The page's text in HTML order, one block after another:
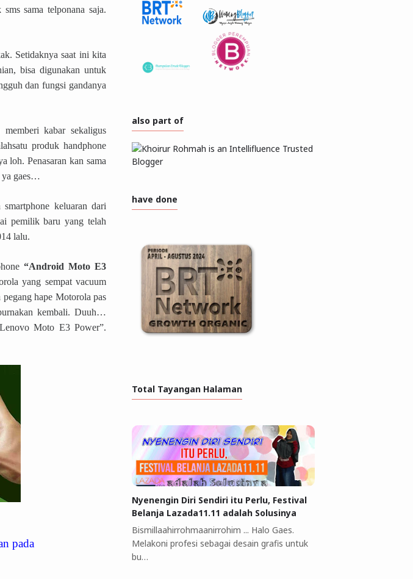
sama telponana saja.
Setidaknya saat ini kita
bisa digunakan untuk
dan fungsi gandanya
kabar sekaligus
produk handphone
loh. Penasaran kan sama
ya gaes…
keluaran dari
pemilik baru yang telah
lalu.
“Android Moto E3
yang sempat vacuum
hape Motorola pas
kembali. Duuh…
Moto E3 Power”.
pada
also part of
have done
Total Tayangan Halaman
Nyenengin Diri Sendiri itu Perlu, Festival
Belanja Lazada11.11 adalah Solusinya
Bismillaahirrohmaanirrohim ... Halo Gaes.
Melakoni profesi sebagai desain grafis untuk
bu…